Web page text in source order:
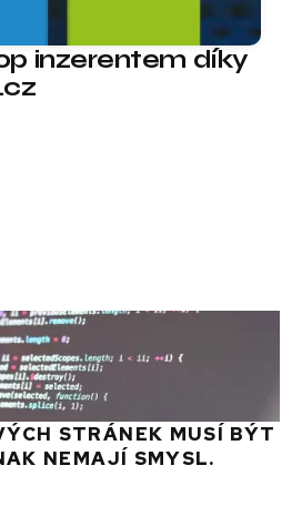
inzerentem díky
STRÁNEK MUSÍ BÝT
NEMAJÍ SMYSL.